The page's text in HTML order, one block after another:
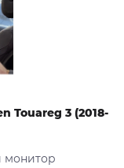
Touareg 3 (2018-
монитор